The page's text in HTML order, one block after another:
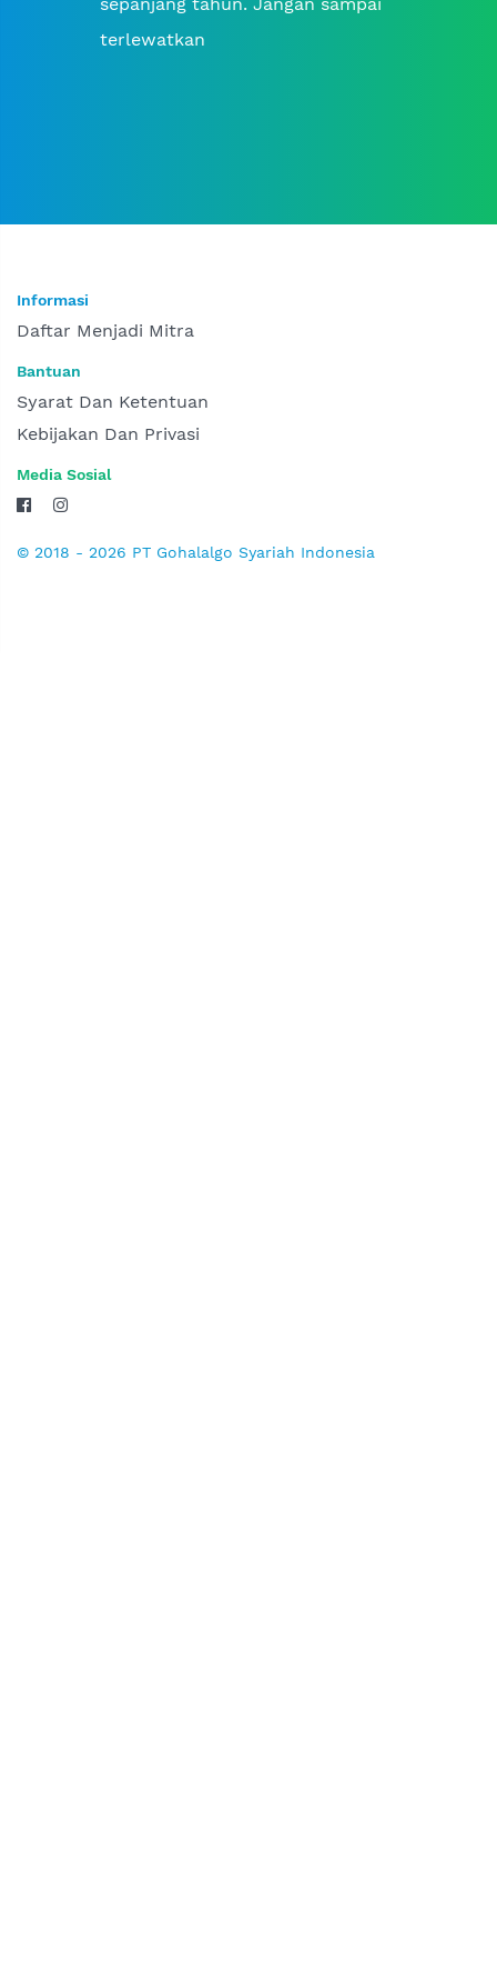
terlewatkan
Informasi
Daftar Menjadi Mitra
Bantuan
Syarat Dan Ketentuan
Kebijakan Dan Privasi
Media Sosial
© 2018 - 2026 PT Gohalalgo Syariah Indonesia